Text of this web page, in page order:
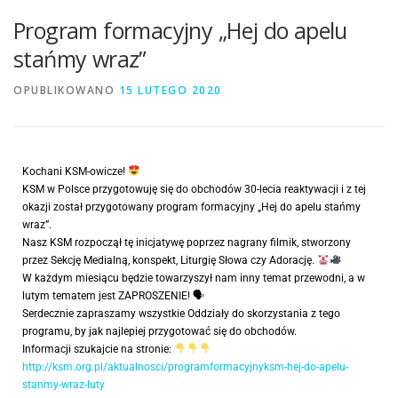
Program formacyjny „Hej do apelu
stańmy wraz”
OPUBLIKOWANO 15 LUTEGO 2020
Kochani KSM-owicze!
KSM w Polsce przygotowuję się do obchodów 30-lecia reaktywacji i z tej
okazji został przygotowany program formacyjny „Hej do apelu stańmy
wraz”.
Nasz KSM rozpoczął tę inicjatywę poprzez nagrany filmik, stworzony
przez Sekcję Medialną, konspekt, Liturgię Słowa czy Adorację.
W każdym miesiącu będzie towarzyszył nam inny temat przewodni, a w
lutym tematem jest ZAPROSZENIE! 🗣
Serdecznie zapraszamy wszystkie Oddziały do skorzystania z tego
programu, by jak najlepiej przygotować się do obchodów.
Informacji szukajcie na stronie:
http://ksm.org.pl/aktualnosci/programformacyjnyksm-hej-do-apelu-
stanmy-wraz-luty